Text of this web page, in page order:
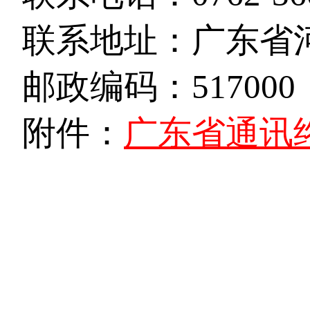
联系地址：广东省
邮政编码：517000
附件： 广东省通讯